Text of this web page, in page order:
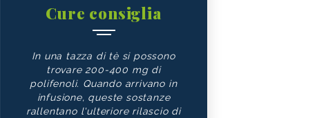
Cure consiglia
In una tazza di tè si possono
trovare 200-400 mg di
polifenoli. Quando arrivano in
infusione, queste sostanze
rallentano l'ulteriore rilascio di